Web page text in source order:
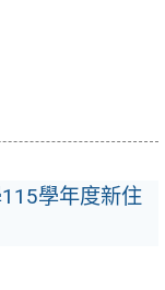
學年度新住